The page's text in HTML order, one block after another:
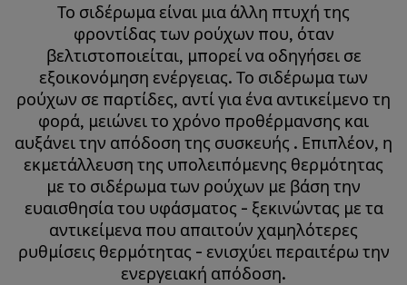
Το σιδέρωμα είναι μια άλλη πτυχή της
φροντίδας των ρούχων που, όταν
βελτιστοποιείται, μπορεί να οδηγήσει σε
εξοικονόμηση ενέργειας. Το σιδέρωμα των
ρούχων σε παρτίδες, αντί για ένα αντικείμενο τη
φορά, μειώνει το χρόνο προθέρμανσης και
αυξάνει την απόδοση της συσκευής . Επιπλέον, η
εκμετάλλευση της υπολειπόμενης θερμότητας
με το σιδέρωμα των ρούχων με βάση την
ευαισθησία του υφάσματος - ξεκινώντας με τα
αντικείμενα που απαιτούν χαμηλότερες
ρυθμίσεις θερμότητας - ενισχύει περαιτέρω την
ενεργειακή απόδοση.